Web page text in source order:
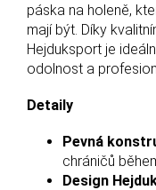
páska na holeně,
mají být. Díky
Hejduksport je
odolnost a
Detaily
Pevná
chráničů
Design